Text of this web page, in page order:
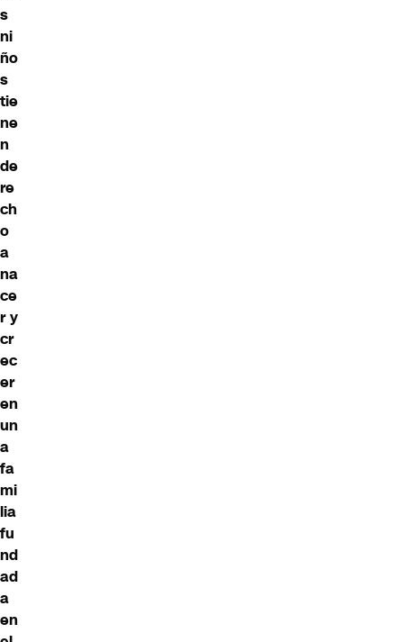
s
ni
ño
s
tie
ne
n
de
re
ch
o
a
na
ce
r y
cr
ec
er
en
un
a
fa
mi
lia
fu
nd
ad
a
en